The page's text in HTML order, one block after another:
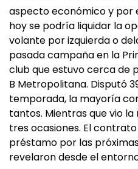
aspecto económico y por
hoy se podría liquidar la
volante por izquierda o
pasada campaña en la
club que estuvo cerca de
B Metropolitana. Disputó
temporada, la mayoría
tantos. Mientras que vio
tres ocasiones. El
préstamo por las
revelaron desde el